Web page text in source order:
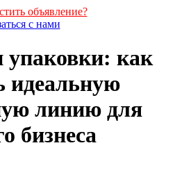
объявление?
с нами
упаковки: как
идеальную
линию для
бизнеса